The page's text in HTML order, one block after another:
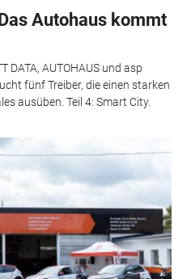
Autohaus kommt
DATA, AUTOHAUS und asp
fünf Treiber, die einen starken
ausüben. Teil 4: Smart City.